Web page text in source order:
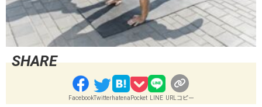
FacebookTwitterhatena Pocket LINE URLコピー